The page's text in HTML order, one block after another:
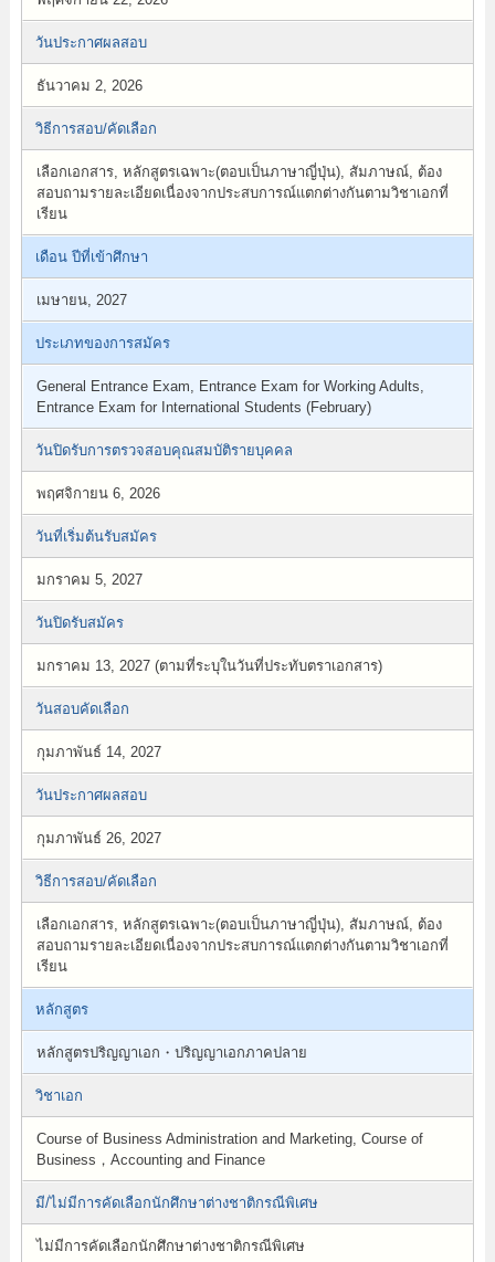
วันประกาศผลสอบ
ธันวาคม 2, 2026
วิธีการสอบ/คัดเลือก
เลือกเอกสาร, หลักสูตรเฉพาะ(ตอบเป็นภาษาญี่ปุ่น), สัมภาษณ์, ต้อง
สอบถามรายละเอียดเนื่องจากประสบการณ์แตกต่างกันตามวิชาเอกที่
เรียน
เดือน ปีที่เข้าศึกษา
เมษายน, 2027
ประเภทของการสมัคร
General Entrance Exam, Entrance Exam for Working Adults,
Entrance Exam for International Students (February)
วันปิดรับการตรวจสอบคุณสมบัติรายบุคคล
พฤศจิกายน 6, 2026
วันที่เริ่มต้นรับสมัคร
มกราคม 5, 2027
วันปิดรับสมัคร
มกราคม 13, 2027 (ตามที่ระบุในวันที่ประทับตราเอกสาร)
วันสอบคัดเลือก
กุมภาพันธ์ 14, 2027
วันประกาศผลสอบ
กุมภาพันธ์ 26, 2027
วิธีการสอบ/คัดเลือก
เลือกเอกสาร, หลักสูตรเฉพาะ(ตอบเป็นภาษาญี่ปุ่น), สัมภาษณ์, ต้อง
สอบถามรายละเอียดเนื่องจากประสบการณ์แตกต่างกันตามวิชาเอกที่
เรียน
หลักสูตร
หลักสูตรปริญญาเอก・ปริญญาเอกภาคปลาย
วิชาเอก
Course of Business Administration and Marketing, Course of
Business，Accounting and Finance
มี/ไม่มีการคัดเลือกนักศึกษาต่างชาติกรณีพิเศษ
ไม่มีการคัดเลือกนักศึกษาต่างชาติกรณีพิเศษ